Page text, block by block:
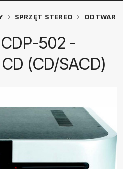
SPRZĘT STEREO
502 -
(CD/SACD)